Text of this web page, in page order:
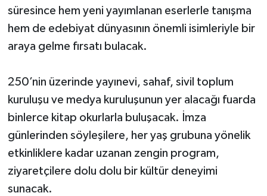
süresince hem yeni yayımlanan eserlerle tanışma
hem de edebiyat dünyasının önemli isimleriyle bir
araya gelme fırsatı bulacak.
250’nin üzerinde yayınevi, sahaf, sivil toplum
kuruluşu ve medya kuruluşunun yer alacağı fuarda
binlerce kitap okurlarla buluşacak. İmza
günlerinden söyleşilere, her yaş grubuna yönelik
etkinliklere kadar uzanan zengin program,
ziyaretçilere dolu dolu bir kültür deneyimi
sunacak.